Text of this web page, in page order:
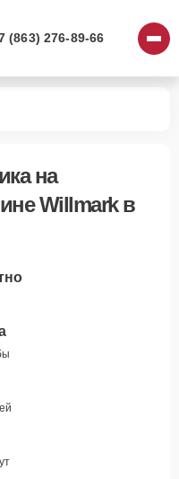
(863) 276-89-66
на
Willmark в